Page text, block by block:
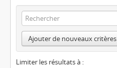
Ajouter de nouveaux critères
Limiter les résultats à :